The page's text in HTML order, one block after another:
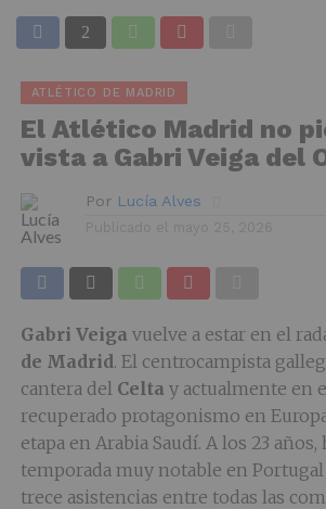
ATLÉTICO DE MADRID
El Atlético Madrid no
vista a Gabri Veiga del
Por Lucía Alves
Gabri Veiga vuelve a estar en el
de Madrid. El centrocampista
cantera del Celta y actualmente en
recuperado protagonismo en
etapa en Arabia Saudí. A los 23
temporada muy notable en
trece asistencias entre todas las